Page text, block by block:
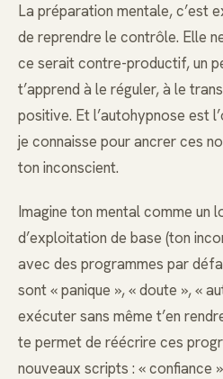
La préparation mentale, c’est
de reprendre le contrôle. Elle
ce serait contre-productif, un
t’apprend à le réguler, à le
positive. Et l’autohypnose est
je connaisse pour ancrer ces
ton inconscient.
Imagine ton mental comme un
d’exploitation de base (ton
avec des programmes par
sont « panique », « doute », «
exécuter sans même t’en
te permet de réécrire ces
nouveaux scripts : « confiance